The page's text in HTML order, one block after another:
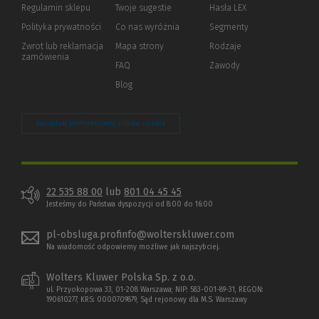
Regulamin sklepu
Polityka prywatności (Nowe
(Link
innej
Zwrot lub reklamacja
zamówienia
innej
strony)
Twoje sugestie
Co nas wyróżnia
Mapa strony
FAQ
Blog
Hasła LEX
Segmenty
Rodzaje
Zawody
Zarządzaj preferencjami plików cookie
22 535 88 00 lub 801 04 45 45
Jesteśmy do Państwa dyspozycji od 8:00 do 16:00
pl-obsluga.profinfo@wolterskluwer.com
Na wiadomość odpowiemy możliwe jak najszybciej.
Wolters Kluwer Polska Sp. z o.o.
ul. Przyokopowa 33, 01-208 Warszawa; NIP: 583-001-89-31, REGON:
190610277, KRS: 0000709879, Sąd rejonowy dla M.S. Warszawy